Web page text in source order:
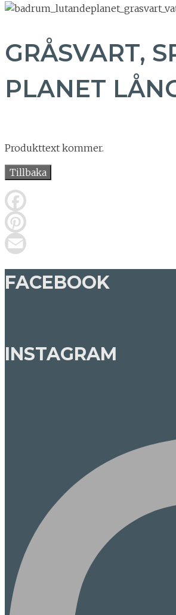
GRÅSVART,
PLANET
Produkttext kommer.
Tillbaka
FACEBOOK
INSTAGRAM